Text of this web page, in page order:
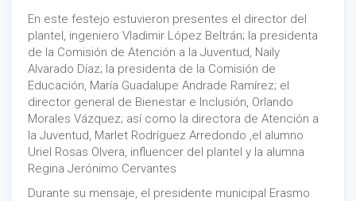
En este festejo estuvieron presentes el director del
plantel, ingeniero Vladimir López Beltrán; la presidenta
de la Comisión de Atención a la Juventud, Naily
Alvarado Díaz; la presidenta de la Comisión de
Educación, María Guadalupe Andrade Ramírez; el
director general de Bienestar e Inclusión, Orlando
Morales Vázquez; así como la directora de Atención a
la Juventud, Marlet Rodríguez Arredondo ,el alumno
Uriel Rosas Olvera, influencer del plantel y la alumna
Regina Jerónimo Cervantes
Durante su mensaje, el presidente municipal Erasmo